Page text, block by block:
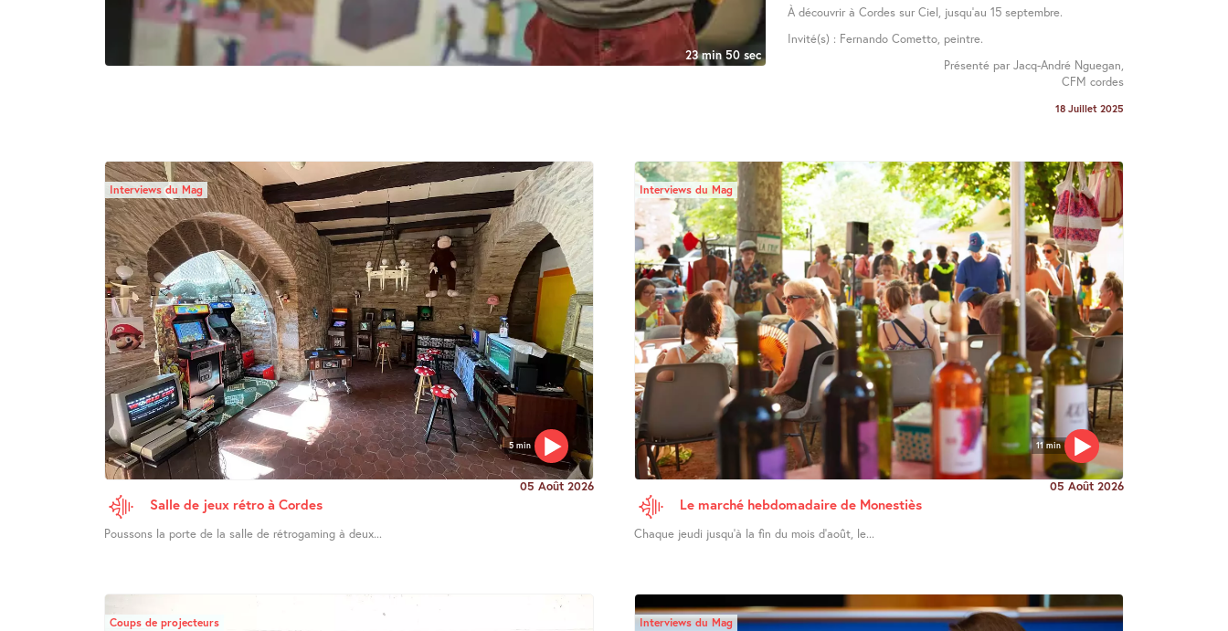
23 min 50 sec
À découvrir à Cordes sur Ciel, jusqu’au 15 septembre.
Invité(s) : Fernando Cometto, peintre.
Présenté par Jacq-André Nguegan,
CFM cordes
18 Juillet 2025
5 min
Interviews du Mag
05 Août 2026
Salle de jeux rétro à Cordes
Poussons la porte de la salle de rétrogaming à deux...
11 min
Interviews du Mag
05 Août 2026
Le marché hebdomadaire de Monestiès
Chaque jeudi jusqu’à la fin du mois d’août, le...
Coups de projecteurs Interviews du Mag